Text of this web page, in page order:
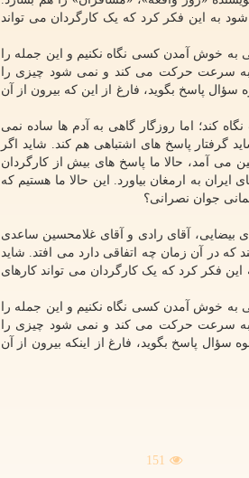
به این فکر کرد که یک کارگردان می تواند
به خوش آمدن کسی نگاه نکنیم و این جمله را
به سرعت حرکت می کند و نمی شود چیزی را
سؤال پاسخ بگوید، فارغ از این که بیرون از آن
نگاه کند؛ اما روزگار گاهی به آدم ها ساده نمی
گرفتار پاسخ های اشتباهی هم کند. شاید اگر
می آمد، حالا ما پاسخ های بیش از کارگردان
به ارمغان بیاورد. این حالا ما هستیم که
جوان نصرانی؟
بیضایی، آقای رادی و آقای غلامحسین ساعدی
که در آن زمان چه اتفاقی دارد می افتد. شاید
فکر کرد که یک کارگردان می تواند کارهای
به خوش آمدن کسی نگاه نکنیم و این جمله را
به سرعت حرکت می کند و نمی شود چیزی را
سؤال پاسخ بگوید، فارغ از اینکه بیرون از آن
151